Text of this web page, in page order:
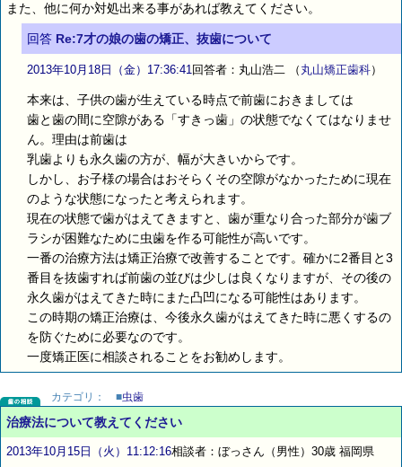
また、他に何か対処出来る事があれば教えてください。
回答 Re:7才の娘の歯の矯正、抜歯について
2013年10月18日（金）17:36:41回答者：丸山浩二 （ 丸山矯正歯科）
本来は、子供の歯が生えている時点で前歯におきましては
歯と歯の間に空隙がある「すきっ歯」の状態でなくてはなりませ
ん。理由は前歯は
乳歯よりも永久歯の方が、幅が大きいからです。
しかし、お子様の場合はおそらくその空隙がなかったために現在
のような状態になったと考えられます。
現在の状態で歯がはえてきますと、歯が重なり合った部分が歯ブ
ラシが困難なために虫歯を作る可能性が高いです。
一番の治療方法は矯正治療で改善することです。確かに2番目と3
番目を抜歯すれば前歯の並びは少しは良くなりますが、その後の
永久歯がはえてきた時にまた凸凹になる可能性はあります。
この時期の矯正治療は、今後永久歯がはえてきた時に悪くするの
を防ぐために必要なのです。
一度矯正医に相談されることをお勧めします。
カテゴリ： ■虫歯
治療法について教えてください
2013年10月15日（火）11:12:16相談者：ぼっさん（男性）30歳 福岡県